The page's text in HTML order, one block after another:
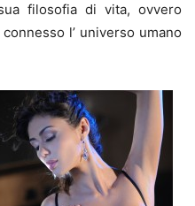
filosofia di vita, ovvero
l’ universo umano